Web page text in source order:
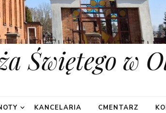
Świętego w
KANCELARIA CMENTARZ